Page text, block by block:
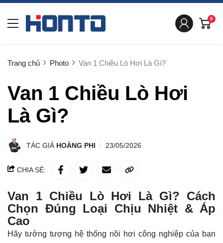
0
Trang chủ Photo Van 1 Chiều Lò Hơi Là Gì?
Van 1 Chiều Lò Hơi
Là Gì?
TÁC GIẢ HOÀNG PHI 23/05/2026
CHIA SẺ:
Van 1 Chiều Lò Hơi Là Gì? Cách
Chọn Đúng Loại Chịu Nhiệt & Áp
Cao
Hãy tưởng tượng hệ thống nồi hơi công nghiệp của bạn